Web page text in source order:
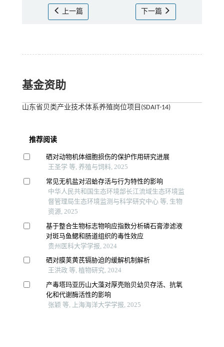
上一篇 下一篇
基金资助
山东省贝类产业技术体系养殖岗位项目(SDAIT-14)